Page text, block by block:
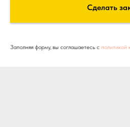
Сделать
Заполняя форму, вы соглашаетесь с политикой